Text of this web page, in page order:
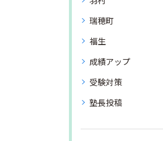
瑞穂町
福生
成績アップ
受験対策
塾長投稿